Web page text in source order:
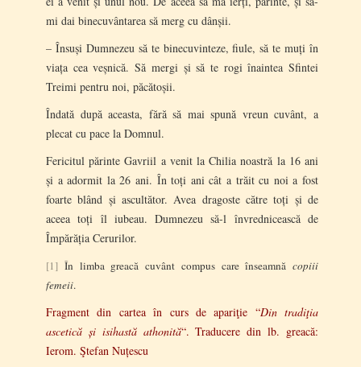
mi dai binecuvântarea să merg cu dânșii.
– Însuși Dumnezeu să te binecuvinteze, fiule, să te muți în
viața cea veșnică. Să mergi și să te rogi înaintea Sfintei
Treimi pentru noi, păcătoșii.
Îndată după aceasta, fără să mai spună vreun cuvânt, a
plecat cu pace la Domnul.
Fericitul părinte Gavriil a venit la Chilia noastră la 16 ani
și a adormit la 26 ani. În toți ani cât a trăit cu noi a fost
foarte blând și ascultător. Avea dragoste către toți și de
aceea toți îl iubeau. Dumnezeu să-l învrednicească de
Împărăția Cerurilor.
[1] În limba greacă cuvânt compus care înseamnă copiii
femeii.
Fragment din cartea în curs de apariţie “Din tradiţia
ascetică și isihastă athonită“. Traducere din lb. greacă:
Ierom. Ştefan Nuțescu